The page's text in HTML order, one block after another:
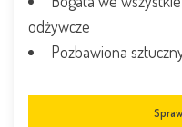
odżywcze
Pozbawiona